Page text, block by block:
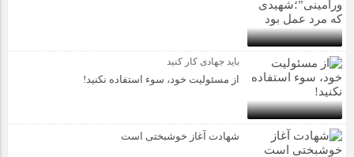
باید جهادی کار کنید
از مسئولیت خود، سوء استفاده نکنید!
شهادت آغاز خوشبختی است